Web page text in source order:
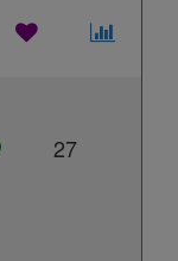
27